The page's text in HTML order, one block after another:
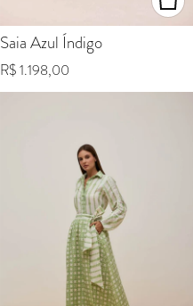
Saia Azul Índigo
Preço normal
R$ 1.198,00